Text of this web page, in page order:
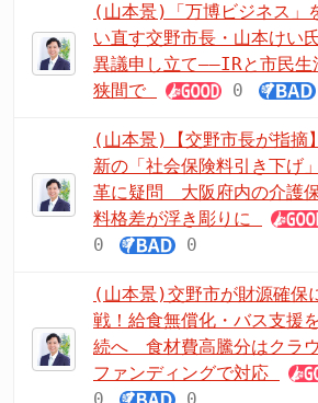
(山本景)「万博ビジネス」
い直す交野市長・山本けい
異議申し立て――IRと市民生
狭間で
0
(山本景)【交野市長が指摘
新の「社会保険料引き下げ
革に疑問 大阪府内の介護
料格差が浮き彫りに
0
0
(山本景)交野市が財源確保
戦！給食無償化・バス支援
続へ 食材費高騰分はクラ
ファンディングで対応